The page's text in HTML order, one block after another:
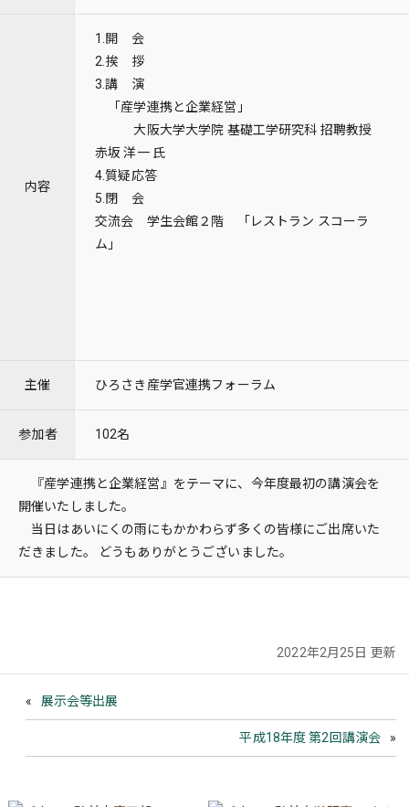
内容
1.開 会
2.挨 拶
3.講 演
「産学連携と企業経営」
大阪大学大学院 基礎工学研究科 招聘教授
赤坂 洋一 氏
4.質疑応答
5.閉 会
交流会 学生会館２階 「レストラン スコーラ
ム」
主催 ひろさき産学官連携フォーラム
参加者 102名
『産学連携と企業経営』をテーマに、今年度最初の講演会を
開催いたしました。
当日はあいにくの雨にもかかわらず多くの皆様にご出席いた
だきました。 どうもありがとうございました。
2022年2月25日 更新
展示会等出展
平成18年度 第2回講演会